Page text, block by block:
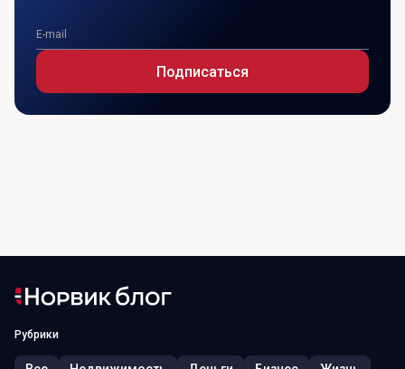
Подписаться
Рубрики